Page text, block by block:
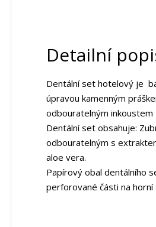
Detailní
Dentální set hotelový je
úpravou kamenným
odbouratelným inkoustem
Dentální set obsahuje:
odbouratelným s
aloe vera.
Papírový obal dentálního
perforované části na horní